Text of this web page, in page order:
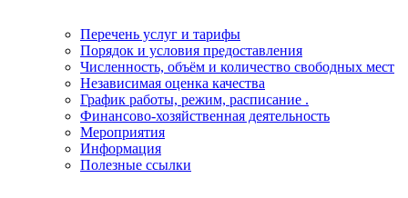
Перечень услуг и тарифы
Порядок и условия предоставления
Численность, объём и количество свободных мест
Независимая оценка качества
График работы, режим, расписание .
Финансово-хозяйственная деятельность
Мероприятия
Информация
Полезные ссылки